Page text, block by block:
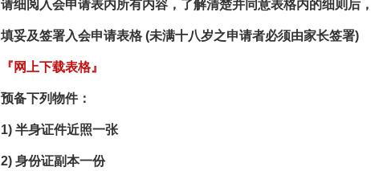
请细阅入会申请表内所有内容，了解清楚并同意表格内的细则后，
填妥及签署入会申请表格 (未满十八岁之申请者必须由家长签署)
『网上下载表格』
预备下列物件：
1) 半身证件近照一张
2) 身份证副本一份